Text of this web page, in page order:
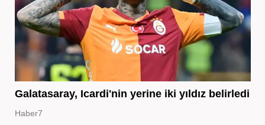
Galatasaray, Icardi'nin yerine iki yıldız belirledi
Haber7